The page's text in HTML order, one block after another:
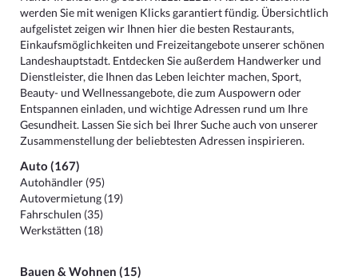
werden Sie mit wenigen Klicks garantiert fündig. Übersichtlich
aufgelistet zeigen wir Ihnen hier die besten Restaurants,
Einkaufsmöglichkeiten und Freizeitangebote unserer schönen
Landeshauptstadt. Entdecken Sie außerdem Handwerker und
Dienstleister, die Ihnen das Leben leichter machen, Sport,
Beauty- und Wellnessangebote, die zum Auspowern oder
Entspannen einladen, und wichtige Adressen rund um Ihre
Gesundheit. Lassen Sie sich bei Ihrer Suche auch von unserer
Zusammenstellung der beliebtesten Adressen inspirieren.
Auto (167)
Autohändler (95)
Autovermietung (19)
Fahrschulen (35)
Werkstätten (18)
Bauen & Wohnen (15)